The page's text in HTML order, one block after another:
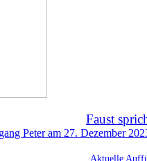
Faust
Peter am 27. Dezember
Aktuelle